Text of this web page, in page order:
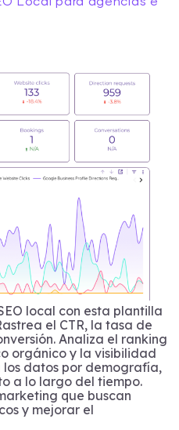
local con esta plantilla
el CTR, la tasa de
Analiza el ranking
orgánico y la visibilidad
datos por demografía,
a lo largo del tiempo.
que buscan
y mejorar el